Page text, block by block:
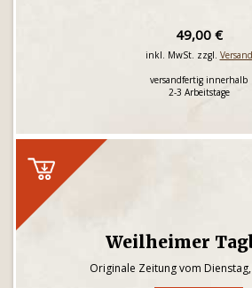
49,00 €
inkl. MwSt. zzgl. Versand
versandfertig innerhalb
2-3 Arbeitstage
Weilheimer
Originale Zeitung vom